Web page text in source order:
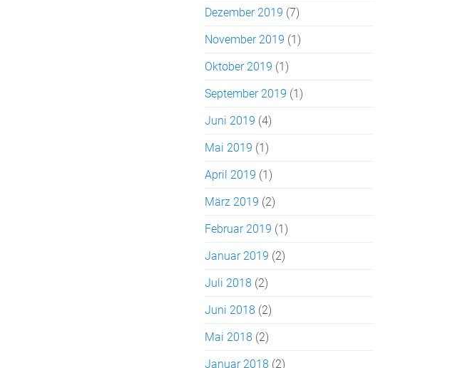
Dezember 2019 (7)
November 2019 (1)
Oktober 2019 (1)
September 2019 (1)
Juni 2019 (4)
Mai 2019 (1)
April 2019 (1)
März 2019 (2)
Februar 2019 (1)
Januar 2019 (2)
Juli 2018 (2)
Juni 2018 (2)
Mai 2018 (2)
Januar 2018 (2)